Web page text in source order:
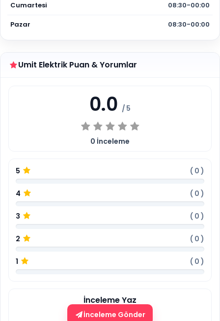
Cumartesi 08:30-00:00
Pazar 08:30-00:00
Umit Elektrik Puan & Yorumlar
0.0 / 5
0 İnceleme
5 ( 0 )
4 ( 0 )
3 ( 0 )
2 ( 0 )
1 ( 0 )
İnceleme Yaz
İnceleme Gönder